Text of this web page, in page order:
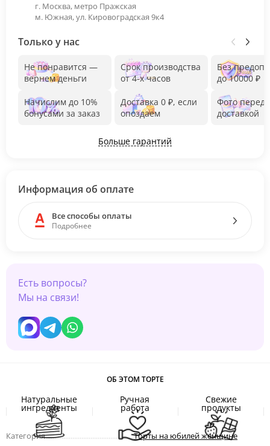
г. Москва, метро Пражская
м. Южная, ул. Кировоградская 9к4
Только у нас
Не понравится —
вернем деньги
Начислим до 10%
бонусами за заказ
Срок производства
от 4-х часов
Доставка 0 ₽, если
опоздаем
Без
до 10000 ₽
Фото перед
доставкой
Больше гарантий
Информация об оплате
Все способы оплаты
Подробнее
Есть вопросы?
Мы на связи!
ОБ ЭТОМ ТОРТЕ
Натуральные
ингредиенты
Ручная
работа
Свежие
продукты
Категория.................................................Торты на юбилей женщине